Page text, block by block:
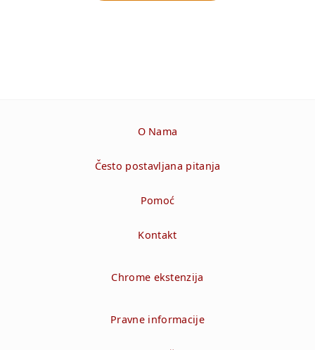
O Nama
Često postavljana pitanja
Pomoć
Kontakt
Chrome ekstenzija
Pravne informacije